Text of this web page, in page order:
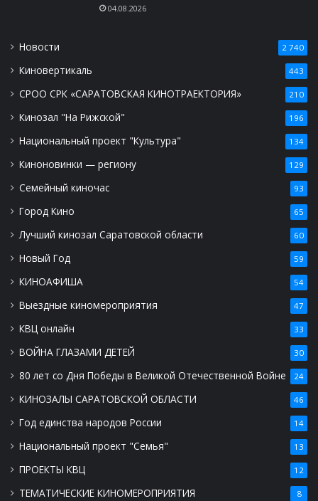
04.08.2026
Новости 2 740
Киновертикаль 443
СРОО СРК «САРАТОВСКАЯ КИНОТРАЕКТОРИЯ» 210
Кинозал "На Рижской" 196
Национальный проект "Культура" 134
Киноновинки — региону 129
Семейный киночас 93
Город Кино 65
Лучший кинозал Саратовской области 60
Новый Год 59
КИНОАФИША 54
Выездные киномероприятия 47
КВЦ онлайн 33
ВОЙНА ГЛАЗАМИ ДЕТЕЙ 30
80 лет со Дня Победы в Великой Отечественной Войне 24
КИНОЗАЛЫ САРАТОВСКОЙ ОБЛАСТИ 46
Год единства народов России 14
Национальный проект "Семья" 13
ПРОЕКТЫ КВЦ 12
ТЕМАТИЧЕСКИЕ КИНОМЕРОПРИЯТИЯ 8